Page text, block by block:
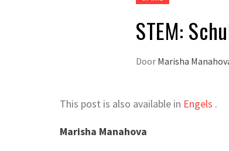
STEM:
Door Marisha
This post is also available in Engels .
Marisha Manahova